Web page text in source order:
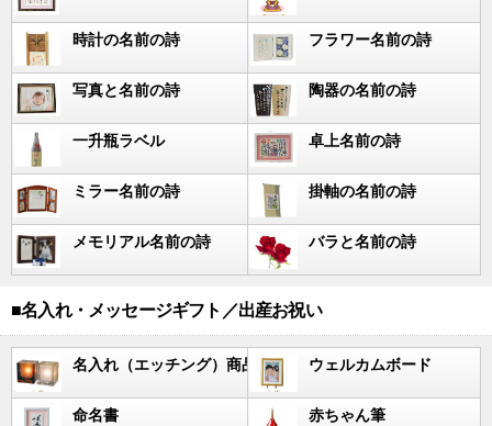
時計の名前の詩 フラワー名前の詩
写真と名前の詩 陶器の名前の詩
一升瓶ラベル 卓上名前の詩
ミラー名前の詩 掛軸の名前の詩
メモリアル名前の詩 バラと名前の詩
■名入れ・メッセージギフト／出産お祝い
名入れ（エッチング）商品 ウェルカムボード
命名書 赤ちゃん筆